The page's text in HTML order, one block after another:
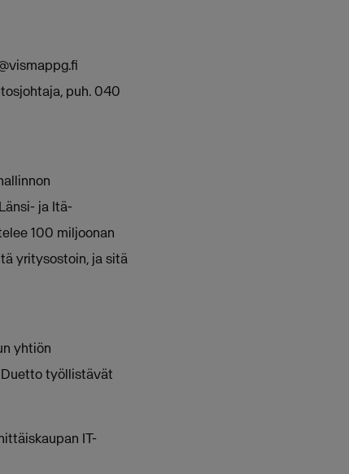
puh. 040
ja Itä-
100 miljoonan
yritysostoin, ja sitä
yhtiön
Duetto työllistävät
IT-